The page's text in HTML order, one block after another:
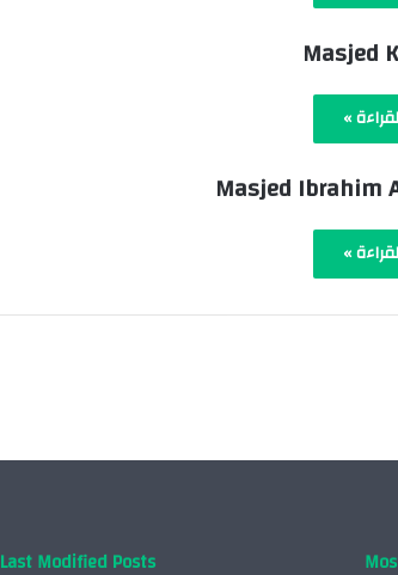
Masjed
»
Masjed Ibrahim
»
Last Modified Posts